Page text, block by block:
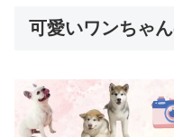
可愛いワンちゃ